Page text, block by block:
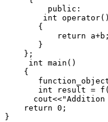
         public:
int
       {
return a+b;
       }
    };
int main()
    {
int
result =
      cout<<
return 0;
}